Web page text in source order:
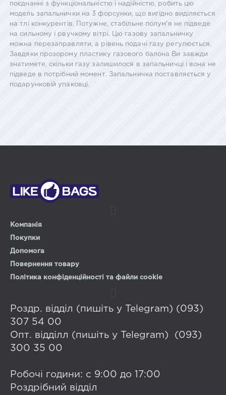
поєднанні з функціональністю і надійністю, робить цю
модель запальнички на 3 форсунки, що вигідно виділяється
на тлі конкурентів. Потужне, стабільне полум'я не підведе
на сильному і рвучкому вітрі. Цю газову запальничку
можна перезаправляти, а рівень подачі газу регулюється.
Завдяки прозорому пластику газового балона Ви завжди
знатимете, скільки газу залишилося в запальничці і вона не
підведе в потрібний момент. Запальничка поставляється у
подарунковій упаковці.
Компанія
Покупки
Допомога
Повернення товару
Політика конфіденційності та файли cookie
Роздр. відділ (пишіть у Telegram) (093)
307 54 00
Опт. відділл (пишіть у Telegram) (093)
300 35 00
Робочі години: с 9:00 до 17:00
Роздрібний відділ